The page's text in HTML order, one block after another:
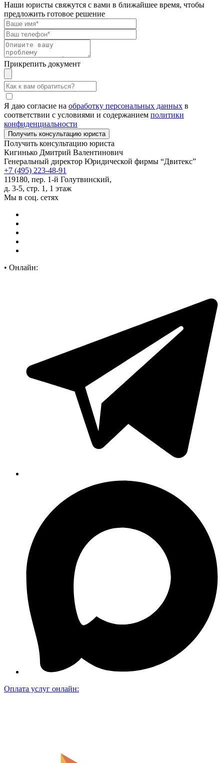
Наши юристы свяжутся с вами в ближайшее время, чтобы
предложить готовое решение
Прикрепить документ
Я даю согласие на обработку персональных данных в
соответствии с условиями и содержанием политики
конфиденциальности
Получить консультацию юриста
Кигинько Дмитрий Валентинович
Генеральный директор Юридической фирмы “Двитекс”
+7 (495) 223-48-91
119180, пер. 1-й Голутвинский,
д. 3-5, стр. 1, 1 этаж
Мы в соц. сетях
• Онлайн:
Оплата услуг онлайн: